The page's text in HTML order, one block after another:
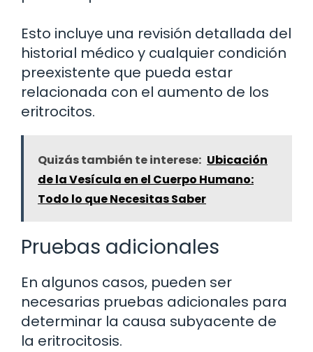
Esto incluye una revisión detallada del
historial médico y cualquier condición
preexistente que pueda estar
relacionada con el aumento de los
eritrocitos.
Quizás también te interese: Ubicación
de la Vesícula en el Cuerpo Humano:
Todo lo que Necesitas Saber
Pruebas adicionales
En algunos casos, pueden ser
necesarias pruebas adicionales para
determinar la causa subyacente de
la eritrocitosis.